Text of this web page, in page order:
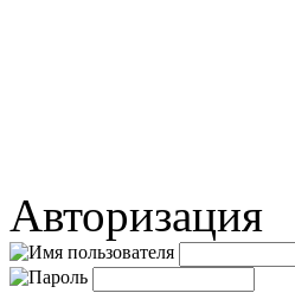
Авторизация